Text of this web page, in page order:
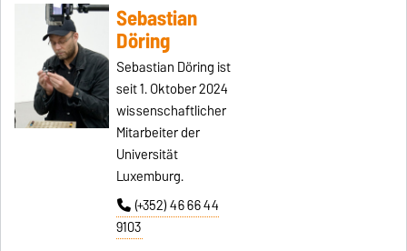
Sebastian
Döring
Sebastian Döring ist
seit 1. Oktober 2024
wissenschaftlicher
Mitarbeiter der
Universität
Luxemburg.
(+352) 46 66 44
9103